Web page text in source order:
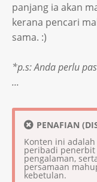
panjang ia akan
kerana pencari
sama. :)
*p.s: Anda perlu
...
PENAFIAN
Konten ini
peribadi penerbit
pengalaman,
persamaan
kebetulan.